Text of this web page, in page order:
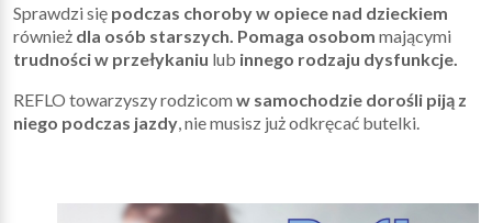
Sprawdzi się podczas choroby w opiece nad dzieckiem
również dla osób starszych. Pomaga osobom mającymi
trudności w przełykaniu lub innego rodzaju dysfunkcje.
REFLO towarzyszy rodzicom w samochodzie dorośli piją z
niego podczas jazdy , nie musisz już odkręcać butelki.